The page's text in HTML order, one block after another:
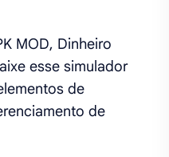
MOD, Dinheiro
esse simulador
de
de